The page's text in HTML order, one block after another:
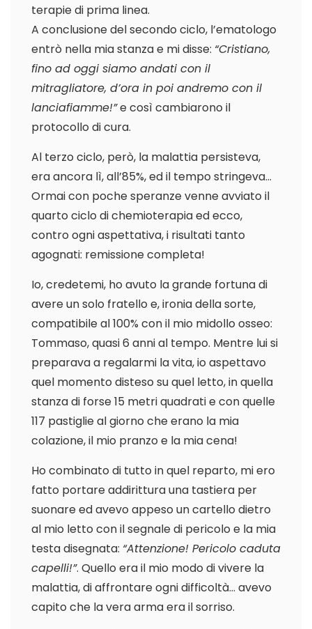
terapie di prima linea.
A conclusione del secondo ciclo, l’ematologo
entrò nella mia stanza e mi disse: “Cristiano,
fino ad oggi siamo andati con il
mitragliatore, d’ora in poi andremo con il
lanciafiamme!”e così cambiarono il
protocollo di cura.
Al terzo ciclo, però, la malattia persisteva,
era ancora lì, all’85%, ed il tempo stringeva…
Ormai con poche speranze venne avviato il
quarto ciclo di chemioterapia ed ecco,
contro ogni aspettativa, i risultati tanto
agognati: remissione completa!
Io, credetemi, ho avuto la grande fortuna di
avere un solo fratello e, ironia della sorte,
compatibile al 100% con il mio midollo osseo:
Tommaso, quasi 6 anni al tempo. Mentre lui si
preparava a regalarmi la vita, io aspettavo
quel momento disteso su quel letto, in quella
stanza di forse 15 metri quadrati e con quelle
117 pastiglie al giorno che erano la mia
colazione, il mio pranzo e la mia cena!
Ho combinato di tutto in quel reparto, mi ero
fatto portare addirittura una tastiera per
suonare ed avevo appeso un cartello dietro
al mio letto con il segnale di pericolo e la mia
testa disegnata: “Attenzione! Pericolo caduta
capelli!”. Quello era il mio modo di vivere la
malattia, di affrontare ogni difficoltà… avevo
capito che la vera arma era il sorriso.